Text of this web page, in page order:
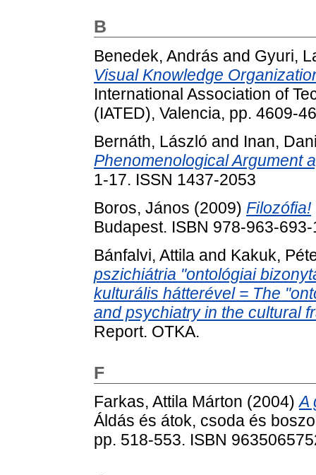
B
Benedek, András and Gyuri,
Visual Knowledge
International Association of
(IATED), Valencia, pp. 4609-
Bernáth, László and Inan,
Phenomenological Argument
1-17. ISSN 1437-2053
Boros, János (2009) Filozófia!
Budapest. ISBN 978-963-
Bánfalvi, Attila and Kakuk,
pszichiátria "ontológiai
kulturális hátterével = The
and psychiatry in the cultural
Report. OTKA.
F
Farkas, Attila Márton (2004)A
Áldás és átok, csoda és
pp. 518-553. ISBN